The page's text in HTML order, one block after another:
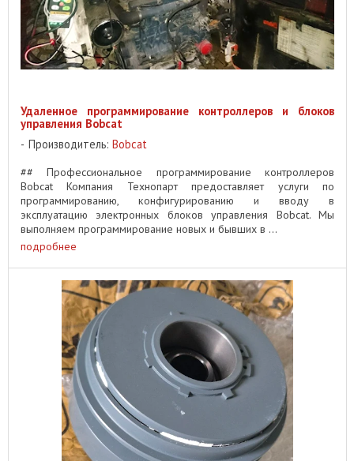
Удаленное программирование контроллеров и блоков
управления Bobcat
Производитель: Bobcat
## Профессиональное программирование контроллеров
Bobcat Компания Технопарт предоставляет услуги по
программированию, конфигурированию и вводу в
эксплуатацию электронных блоков управления Bobcat. Мы
выполняем программирование новых и бывших в ...
подробнее